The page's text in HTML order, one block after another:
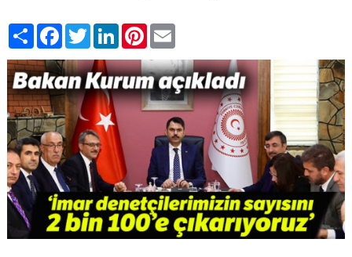
PaylaşFacebook
TwitterLinkedIn
Pinterest
Email